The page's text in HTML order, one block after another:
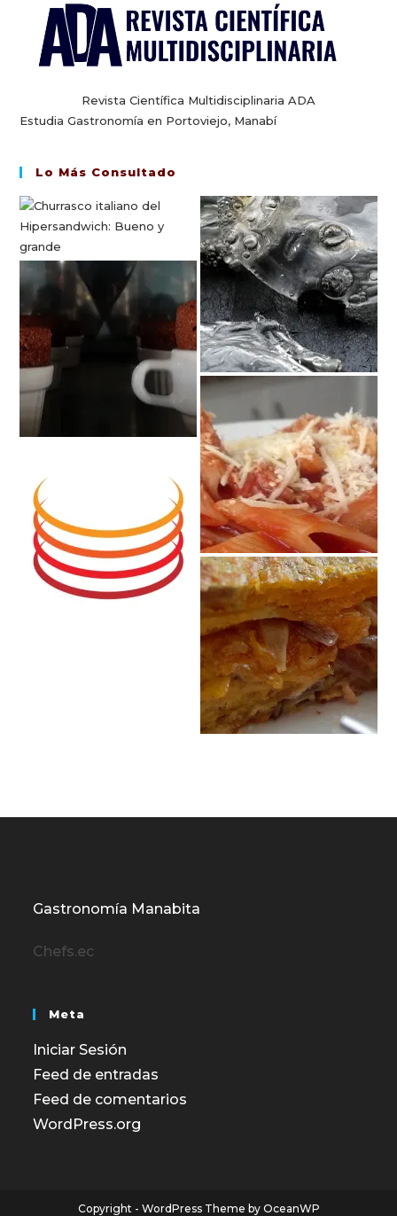
Revista Científica Multidisciplinaria ADA
Estudia Gastronomía en Portoviejo, Manabí
Lo Más Consultado
Gastronomía Manabita
Chefs.ec
Meta
Iniciar Sesión
Feed de entradas
Feed de comentarios
WordPress.org
Copyright - WordPress Theme by OceanWP